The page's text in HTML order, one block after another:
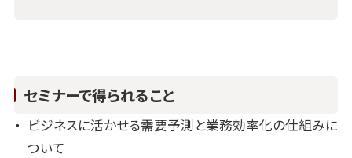
セミナーで得られること
ビジネスに活かせる需要予測と業務効率化の仕組みに
ついて